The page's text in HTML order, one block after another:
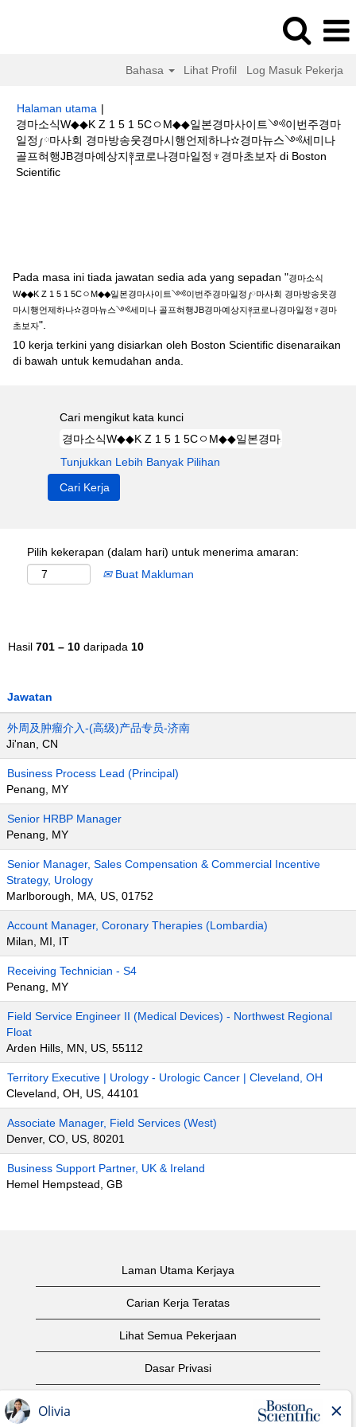
Bahasa Lihat Profil Log Masuk Pekerja
Halaman utama |
경마소식W◆◆K Z 1 5 1 5CㅇM◆◆일본경마사이트༺이번주경마
일정༿마사회 경마방송웃경마시행언제하나✫경마뉴스༺세미나
골프혀행JB경마예상지༈코로나경마일정♆경마초보자 di Boston
Scientific(halaman
Pada masa ini tiada jawatan sedia ada yang sepadan "경마소식
W◆◆K Z 1 5 1 5CㅇM◆◆일본경마사이트༺이번주경마일정༿마사회 경마방송웃경
마시행언제하나✫경마뉴스༺세미나 골프혀행JB경마예상지༈코로나경마일정♆경마
초보자".
10 kerja terkini yang disiarkan oleh Boston Scientific disenaraikan
di bawah untuk kemudahan anda.
Cari mengikut kata kunci
Tunjukkan Lebih Banyak Pilihan
Pilih kekerapan (dalam hari) untuk menerima amaran:
Buat Makluman
Hasil 701 – 10 daripada 10
Jawatan
外周及肿瘤介入-(高级)产品专员-济南
Ji'nan, CN
Business Process Lead (Principal)
Penang, MY
Senior HRBP Manager
Penang, MY
Senior Manager, Sales Compensation & Commercial Incentive
Strategy, Urology
Marlborough, MA, US, 01752
Account Manager, Coronary Therapies (Lombardia)
Milan, MI, IT
Receiving Technician - S4
Penang, MY
Field Service Engineer II (Medical Devices) - Northwest Regional
Float
Arden Hills, MN, US, 55112
Territory Executive | Urology - Urologic Cancer | Cleveland, OH
Cleveland, OH, US, 44101
Associate Manager, Field Services (West)
Denver, CO, US, 80201
Business Support Partner, UK & Ireland
Hemel Hempstead, GB
Laman Utama Kerjaya
Carian Kerja Teratas
Lihat Semua Pekerjaan
Dasar Privasi